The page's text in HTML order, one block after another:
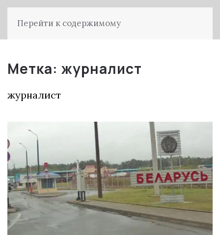
Перейти к содержимому
Метка: журналист
журналист